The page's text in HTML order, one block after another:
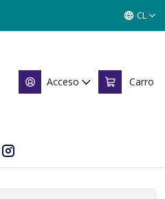
Acceso Carro
CL
- TOOLKIT